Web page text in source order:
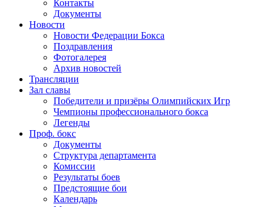
Контакты
Документы
Новости
Новости Федерации Бокса
Поздравления
Фотогалерея
Архив новостей
Трансляции
Зал славы
Победители и призёры Олимпийских Игр
Чемпионы профессионального бокса
Легенды
Проф. бокс
Документы
Структура департамента
Комиссии
Результаты боев
Предстоящие бои
Календарь